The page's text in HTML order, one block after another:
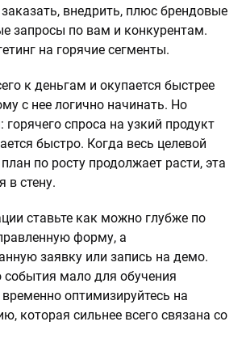
внедрить, плюс брендовые
запросы по вам и конкурентам.
на горячие сегменты.
к деньгам и окупается быстрее
с нее логично начинать. Но
горячего спроса на узкий продукт
быстро. Когда весь целевой
по росту продолжает расти, эта
в стену.
ставьте как можно глубже по
форму, а
заявку или запись на демо.
события мало для обучения
временно оптимизируйтесь на
которая сильнее всего связана со